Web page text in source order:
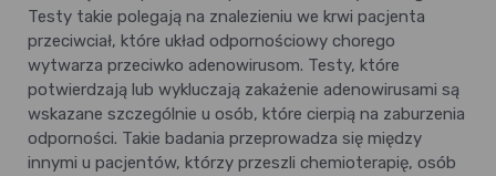
Testy takie polegają na znalezieniu we krwi pacjenta
przeciwciał, które układ odpornościowy chorego
wytwarza przeciwko adenowirusom. Testy, które
potwierdzają lub wykluczają zakażenie adenowirusami są
wskazane szczególnie u osób, które cierpią na zaburzenia
odporności. Takie badania przeprowadza się między
innymi u pacjentów, którzy przeszli chemioterapię, osób